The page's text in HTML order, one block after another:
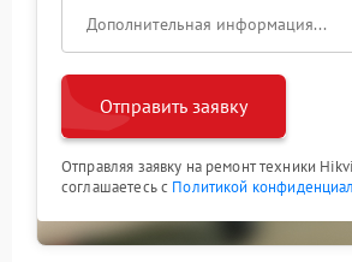
Отправить заявку
Отправляя заявку на ремонт техники
соглашаетесь с Политикой